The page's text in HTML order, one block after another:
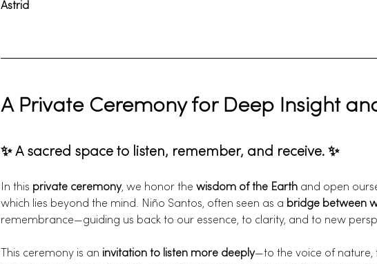
Astrid
A Private Ceremony for Deep Insight
✨ A sacred space to listen, remember, and receive. ✨
In this private ceremony, we honor the wisdom of the Earth and open
which lies beyond the mind. Niño Santos, often seen as a bridge between
remembrance—guiding us back to our essence, to clarity, and to new
This ceremony is an invitation to listen more deeply—to the voice of nature,